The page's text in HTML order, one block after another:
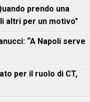
prendo una
altri per un motivo"
“A Napoli serve
per il ruolo di CT,